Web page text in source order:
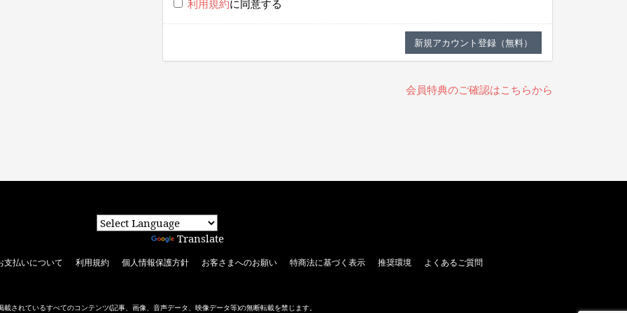
利用規約に同意する
会員特典のご確認はこちらから
Translate
支払いについて 利用規約 個人情報保護方針 お客さまへのお願い 特商法に基づく表示 推奨環境 よくあるご質問
載されているすべてのコンテンツ(記事、画像、音声データ、映像データ等)の無断転載を禁じます。